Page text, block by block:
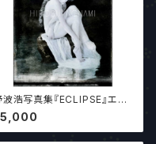
波浩写真集『ECLIPSE』エク
プス 最新版